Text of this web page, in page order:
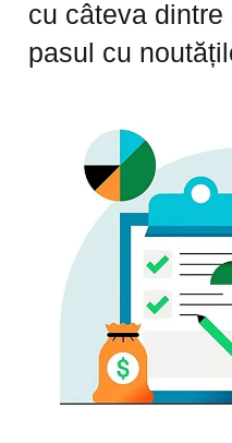
cu câteva
pasul cu